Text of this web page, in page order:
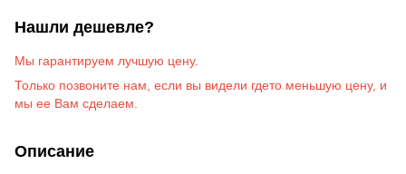
Нашли дешевле?
Мы гарантируем лучшую цену.
Только позвоните нам , если вы видели гдето меньшую цену, и
мы ее Вам сделаем
Описание